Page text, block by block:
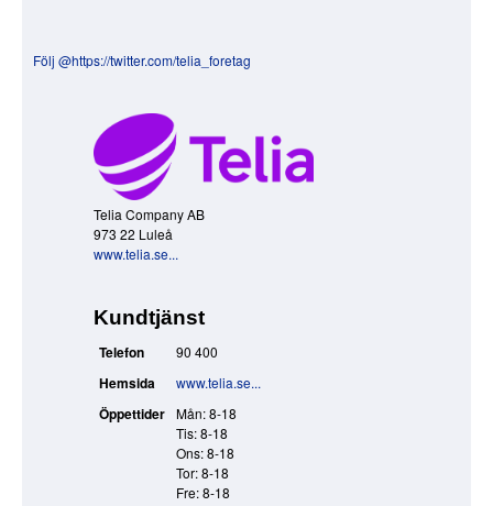
Följ @https://twitter.com/telia_foretag
Telia Company AB
973 22 Luleå
www.telia.se...
Kundtjänst
Telefon 90 400
Hemsida www.telia.se...
Öppettider
Mån: 8-18
Tis: 8-18
Ons: 8-18
Tor: 8-18
Fre: 8-18